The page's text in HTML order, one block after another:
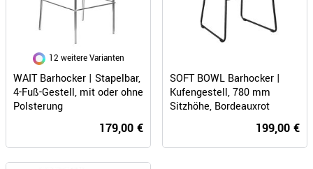
12 weitere Varianten
WAIT Barhocker | Stapelbar,
4-Fuß-Gestell, mit oder ohne
Polsterung
179,00 €
SOFT BOWL Barhocker |
Kufengestell, 780 mm
Sitzhöhe, Bordeauxrot
199,00 €